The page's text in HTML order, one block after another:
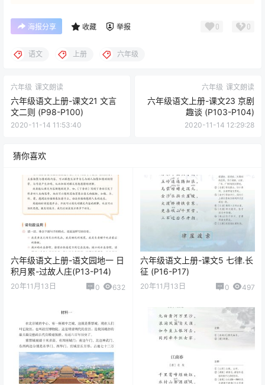
海报分享 收藏 举报 0 0
语文 上册 六年级
六年级 课文朗读
六年级语文上册-课文21 文言
文二则 (P98-P100)
2020-11-14 11:53:40
六年级 课文朗读
六年级语文上册-课文23 京剧
趣谈 (P103-P104)
2020-11-14 12:29:28
猜你喜欢
六年级语文上册-语文园地一 日
积月累-过故人庄(P13-P14)
20年11月13日 0 632
六年级语文上册-课文5 七律.长
征 (P16-P17)
20年11月13日 0 497